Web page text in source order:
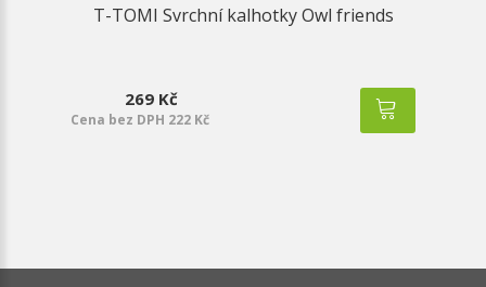
T-TOMI Svrchní kalhotky Owl friends
269 Kč
Cena bez DPH 222 Kč